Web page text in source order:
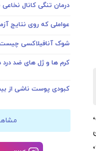
درمان تنگی کانال
عواملی که روی نتایج
شوک آنافیلاکسی
کرم ها و ژل های ضد درد
کبودی پوست ناشی از